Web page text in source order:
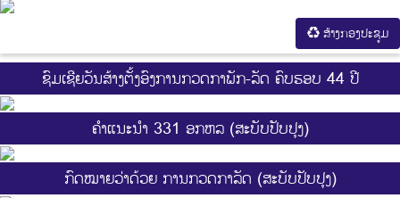
ສ້າງກອງປະຊູມ
ຊົມເຊີຍວັນສ້າງຕັ້ງອົງການກວດກາພັກ-ລັດ ຄົບຮອບ 44 ປີ
ຄຳແນະນຳ 331 ອກຫລ (ສະບັບປັບປຸງ)
ກົດໝາຍວ່າດ້ວຍ ການກວດກາລັດ (ສະບັບປັບປຸງ)